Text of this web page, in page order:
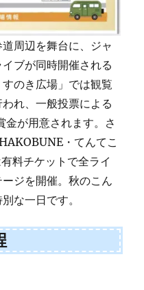
周辺を舞台に、ジャ
ブが同時開催される
のき広場」では観覧
れ、一般投票による
金が用意されます。さ
・てんてこ
料チケットで全ライ
ジを開催。秋のこん
な一日です。